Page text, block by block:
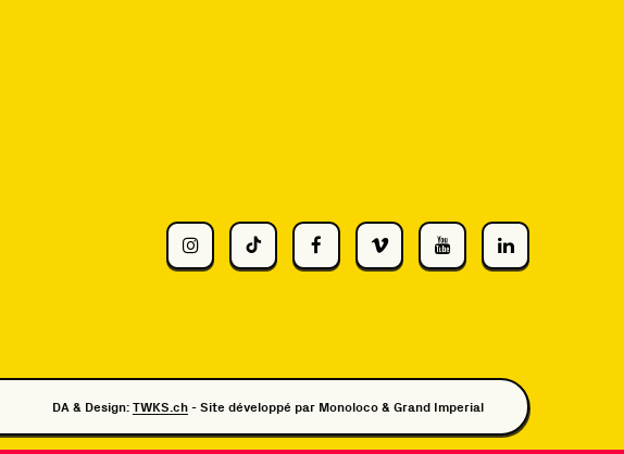
DA & Design: TWKS.ch - Site développé par Monoloco & Grand Imperial